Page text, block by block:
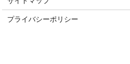
プライバシーポリシー